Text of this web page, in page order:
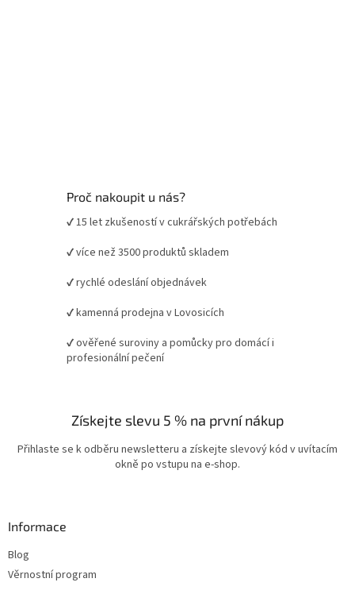
Proč nakoupit u nás?
✔ 15 let zkušeností v cukrářských potřebách
✔ více než 3500 produktů skladem
✔ rychlé odeslání objednávek
✔ kamenná prodejna v Lovosicích
✔ ověřené suroviny a pomůcky pro domácí i
profesionální pečení
Získejte slevu 5 % na první nákup
Přihlaste se k odběru newsletteru a získejte slevový kód v uvítacím
okně po vstupu na e-shop.
Informace
Blog
Věrnostní program